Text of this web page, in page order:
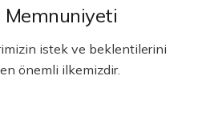
Memnuniyeti
istek ve beklentilerini
önemli ilkemizdir.